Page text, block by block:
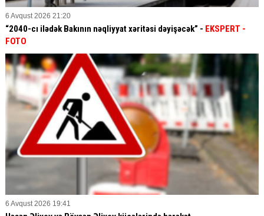
6 Avqust 2026 21:20
“2040-cı ilədək Bakının nəqliyyat xəritəsi dəyişəcək” - EKSPERT -
FOTO
6 Avqust 2026 19:41